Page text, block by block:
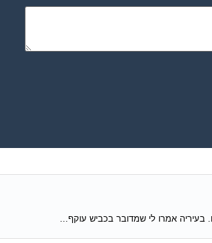
בעיריה אמרו לי שמדובר בכביש עוקף...